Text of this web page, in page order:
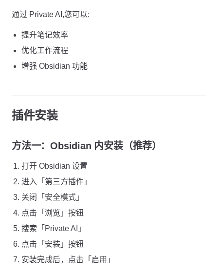
通过 Private AI,您可以:
提升笔记效率
优化工作流程
增强 Obsidian 功能
插件安装
方法一：Obsidian 内安装（推荐）
打开 Obsidian 设置
进入「第三方插件」
关闭「安全模式」
点击「浏览」按钮
搜索「Private AI」
点击「安装」按钮
安装完成后，点击「启用」